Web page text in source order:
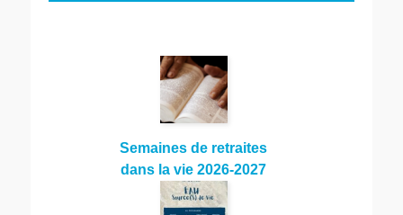
Semaines de retraites
dans la vie 2026-2027